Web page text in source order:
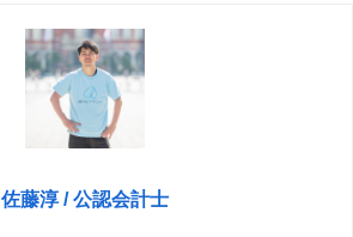
佐藤淳 / 公認会計士